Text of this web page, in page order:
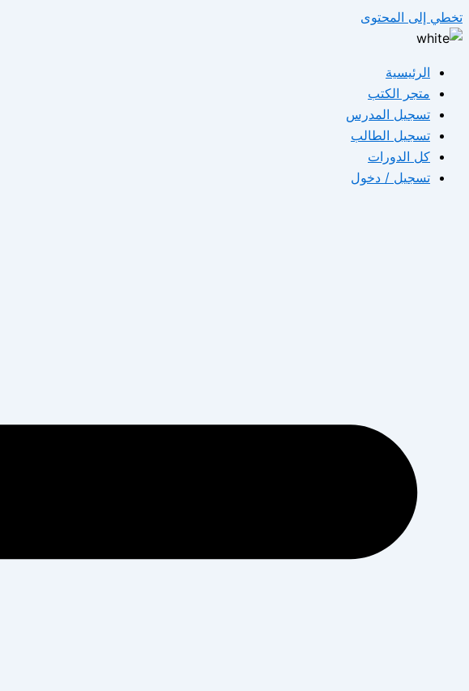
تخطي إلى المحتوى
الرئيسية
متجر الكتب
تسجيل المدرس
تسجيل الطالب
كل الدورات
تسجيل / دخول